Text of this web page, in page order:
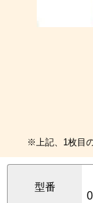
※上記、1枚目
型番